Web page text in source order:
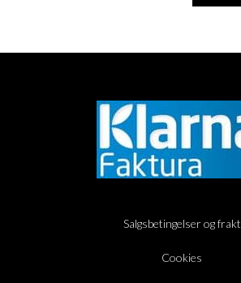
Salgsbetingelser og frakt
Cookies